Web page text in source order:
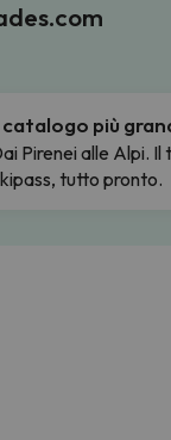
catalogo più
Pirenei alle Alpi. Il
tutto pronto.